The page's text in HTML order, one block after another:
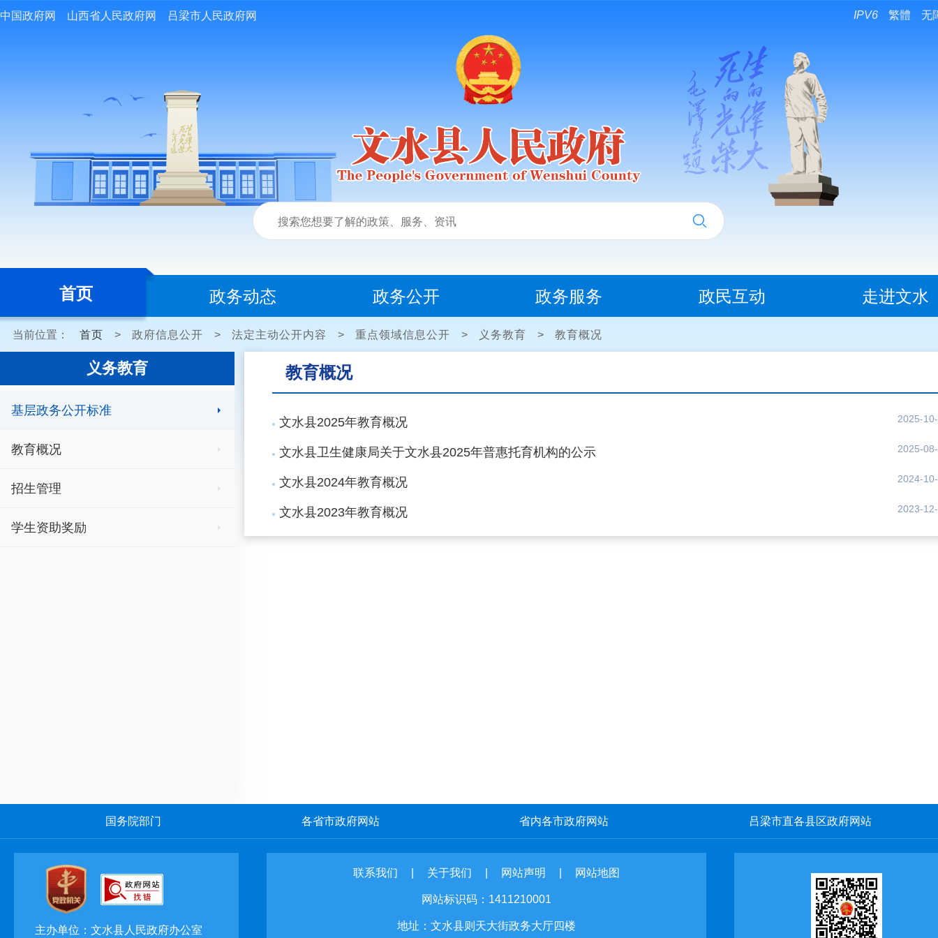
中国政府网 山西省人民政府网 吕梁市人民政府网 IPV6 繁體 无
首页 政务动态 政务公开 政务服务 政民互动 走进文水
当前位置： 首页 > 政府信息公开 > 法定主动公开内容 > 重点领域信息公开 > 义务教育 > 教育概况
义务教育
基层政务公开标准
教育概况
招生管理
学生资助奖励
教育概况
文水县2025年教育概况 2025-
文水县卫生健康局关于文水县2025年普惠托育机构的公示 2025-
文水县2024年教育概况 2024-
文水县2023年教育概况 2023-
国务院部门 各省市政府网站 省内各市政府网站 吕梁市直各县区政府网站
主办单位：文水县人民政府办公室
联系我们 关于我们 网站声明 网站地图
网站标识码：1411210001
地址：文水县则天大街政务大厅四楼